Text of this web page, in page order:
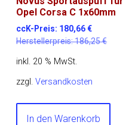
Opel Corsa C 1x60mm
ccK-Preis: 180,66€
Herstellerpreis:186,25€
inkl. 20 % MwSt.
zzgl.Versandkosten
In den Warenkorb